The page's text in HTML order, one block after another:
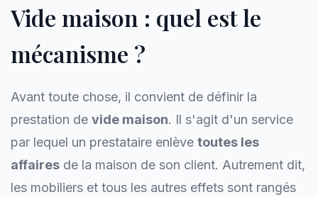
Vide maison : quel est le
mécanisme ?
Avant toute chose, il convient de définir la
prestation de vide maison. Il s'agit d'un service
par lequel un prestataire enlève toutes les
affaires de la maison de son client. Autrement dit,
les mobiliers et tous les autres effets sont rangés